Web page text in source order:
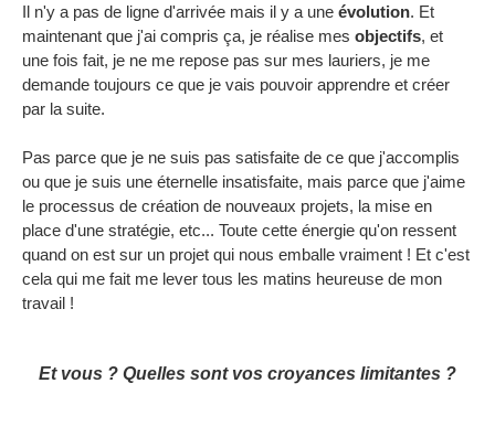
Il n'y a pas de ligne d'arrivée mais il y a une évolution. Et
maintenant que j'ai compris ça, je réalise mes objectifs, et
une fois fait, je ne me repose pas sur mes lauriers, je me
demande toujours ce que je vais pouvoir apprendre et créer
par la suite.
Pas parce que je ne suis pas satisfaite de ce que j'accomplis
ou que je suis une éternelle insatisfaite, mais parce que j'aime
le processus de création de nouveaux projets, la mise en
place d'une stratégie, etc... Toute cette énergie qu'on ressent
quand on est sur un projet qui nous emballe vraiment ! Et c'est
cela qui me fait me lever tous les matins heureuse de mon
travail !
Et vous ? Quelles sont vos croyances limitantes ?